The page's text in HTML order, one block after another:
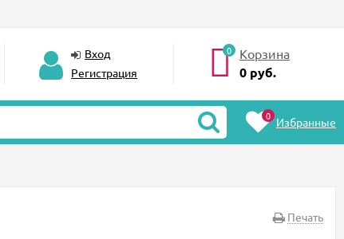
Вход
Регистрация
0 Корзина
0 руб.
0 Избранные
Печать